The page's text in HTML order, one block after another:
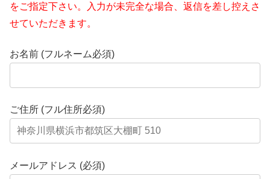
をご指定下さい。入力が未完全な場合、返信を差し控えさ
せていただきます。
お名前 (フルネーム必須)
ご住所 (フル住所必須)
メールアドレス (必須)